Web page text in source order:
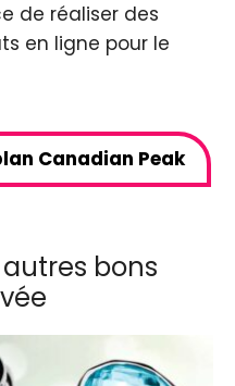
de réaliser des
en ligne pour le
Canadian Peak
bons